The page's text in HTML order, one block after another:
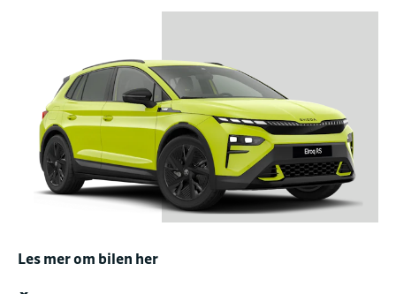
Les mer om bilen her